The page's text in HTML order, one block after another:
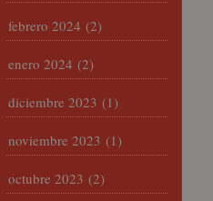
febrero 2024 (2)
enero 2024 (2)
diciembre 2023 (1)
noviembre 2023 (1)
octubre 2023 (2)